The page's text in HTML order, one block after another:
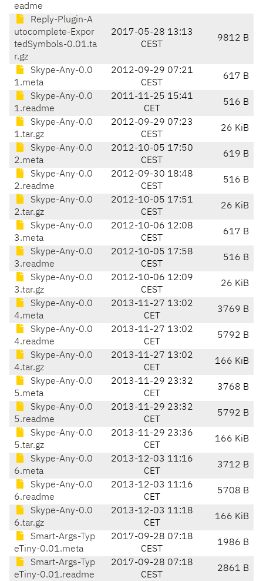
eadme
Reply-Plugin-A
utocomplete-Expor
tedSymbols-0.01.ta
r.gz
2017-05-28 13:13
CEST
9812 B
Skype-Any-0.0
1.meta
2012-09-29 07:21
CEST
617 B
Skype-Any-0.0
1.readme
2011-11-25 15:41
CET
516 B
Skype-Any-0.0
1.tar.gz
2012-09-29 07:23
CEST
26 KiB
Skype-Any-0.0
2.meta
2012-10-05 17:50
CEST
619 B
Skype-Any-0.0
2.readme
2012-09-30 18:48
CEST
516 B
Skype-Any-0.0
2.tar.gz
2012-10-05 17:51
CEST
26 KiB
Skype-Any-0.0
3.meta
2012-10-06 12:08
CEST
617 B
Skype-Any-0.0
3.readme
2012-10-05 17:58
CEST
516 B
Skype-Any-0.0
3.tar.gz
2012-10-06 12:09
CEST
26 KiB
Skype-Any-0.0
4.meta
2013-11-27 13:02
CET
3769 B
Skype-Any-0.0
4.readme
2013-11-27 13:02
CET
5792 B
Skype-Any-0.0
4.tar.gz
2013-11-27 13:02
CET
166 KiB
Skype-Any-0.0
5.meta
2013-11-29 23:32
CET
3768 B
Skype-Any-0.0
5.readme
2013-11-29 23:32
CET
5792 B
Skype-Any-0.0
5.tar.gz
2013-11-29 23:36
CET
166 KiB
Skype-Any-0.0
6.meta
2013-12-03 11:16
CET
3712 B
Skype-Any-0.0
6.readme
2013-12-03 11:16
CET
5708 B
Skype-Any-0.0
6.tar.gz
2013-12-03 11:18
CET
166 KiB
Smart-Args-Typ
eTiny-0.01.meta
2017-09-28 07:18
CEST
1986 B
Smart-Args-Typ
eTiny-0.01.readme
2017-09-28 07:18
CEST
2861 B